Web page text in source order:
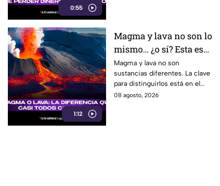
0:55
1:12
Magma y lava no son lo
mismo… ¿o sí? Esta es
la explicación
Magma y lava no son
sustancias diferentes. La clave
para distinguirlos está en el
lugar donde se encuentra el
08 agosto, 2026